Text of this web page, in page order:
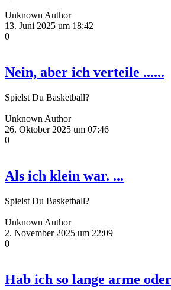
Unknown Author
13. Juni 2025 um 18:42
0
Nein, aber ich verteile ......
Spielst Du Basketball?
Unknown Author
26. Oktober 2025 um 07:46
0
Als ich klein war. ...
Spielst Du Basketball?
Unknown Author
2. November 2025 um 22:09
0
Hab ich so lange arme